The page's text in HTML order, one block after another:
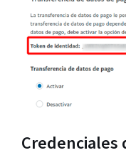
Credenciales